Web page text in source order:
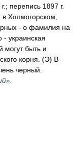
перепись 1897 г.
Холмогорском,
- о фамилия на
украинская
быть и
корня. (Э) В
черный.